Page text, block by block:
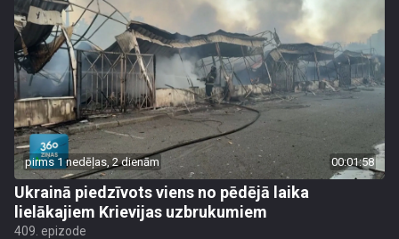
pirms 1 nedēļas, 2 dienām 00:01:58
Ukrainā piedzīvots viens no pēdējā laika
lielākajiem Krievijas uzbrukumiem
409. epizode